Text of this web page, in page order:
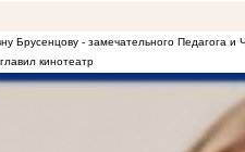
Брусенцову - замечательного Педагога и
кинотеатр